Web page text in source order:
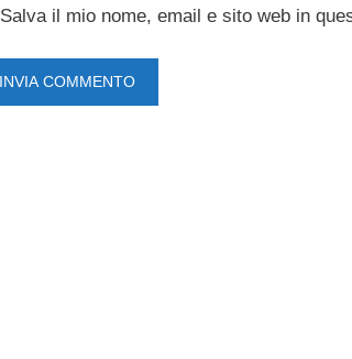
Salva il mio nome, email e sito web in